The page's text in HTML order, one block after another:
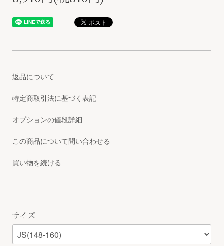
返品について
特定商取引法に基づく表記
オプションの値段詳細
この商品について問い合わせる
買い物を続ける
サイズ